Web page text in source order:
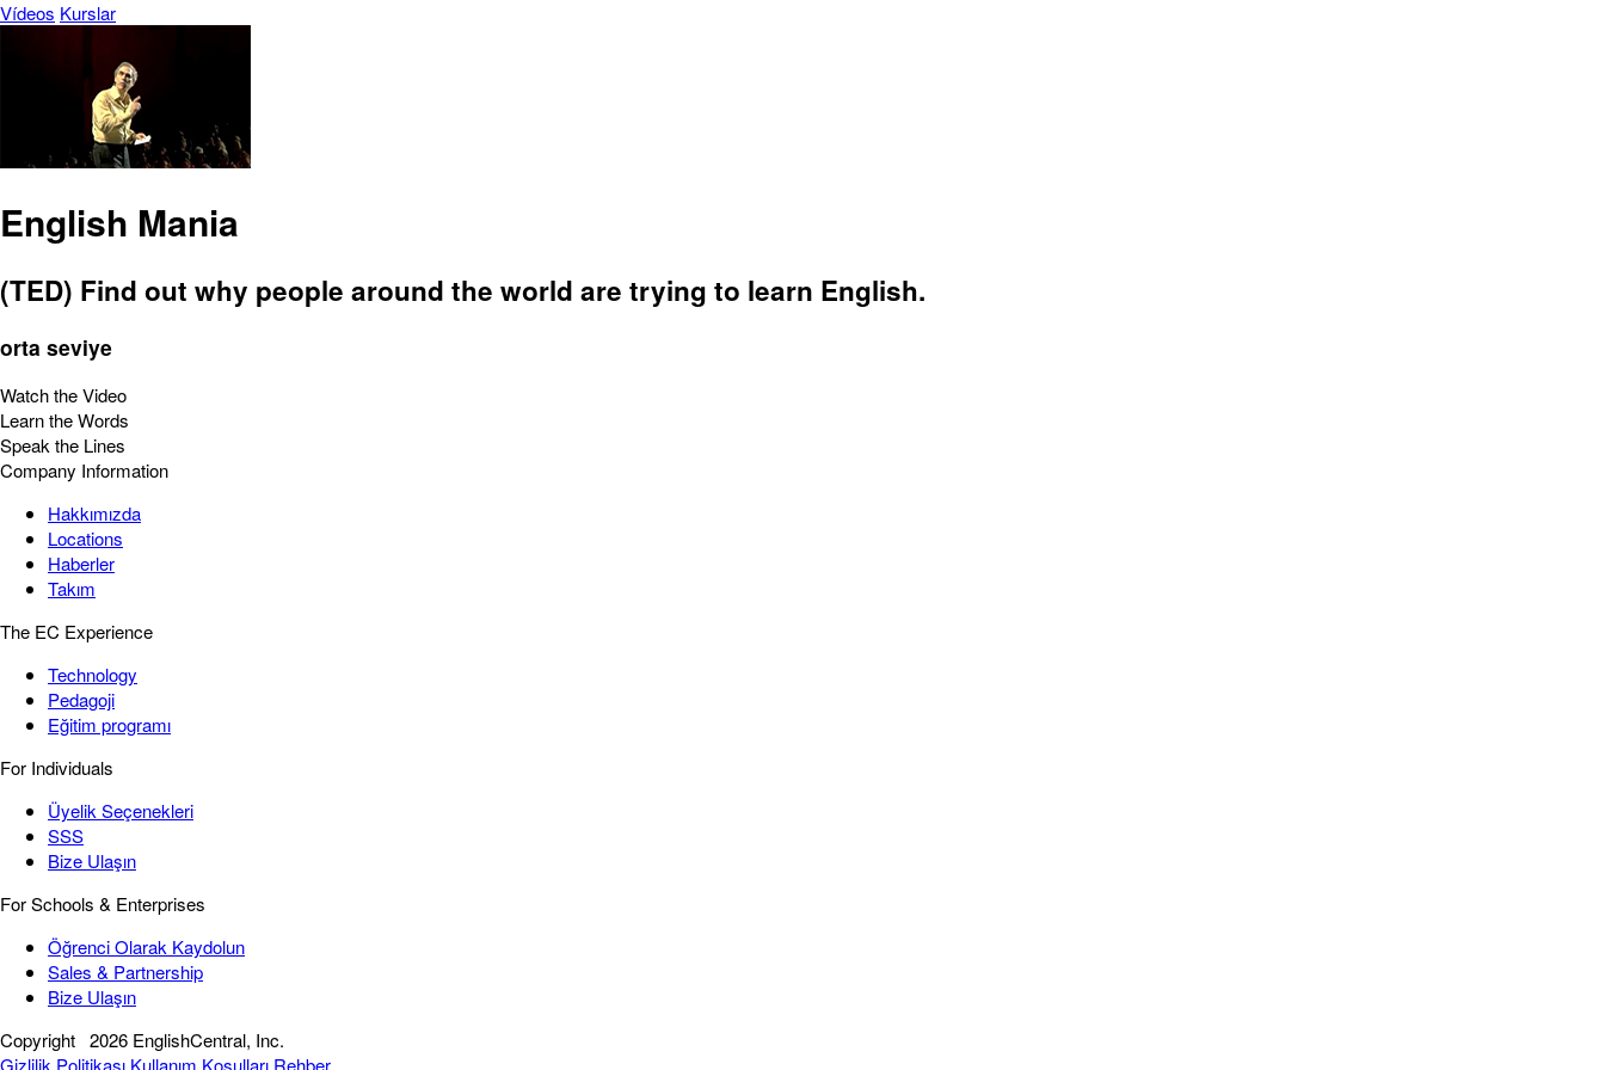
Vídeos Kurslar
English Mania
(TED) Find out why people around the world are trying to learn English.
orta seviye
Watch the Video
Learn the Words
Speak the Lines
Company Information
Hakkımızda
Locations
Haberler
Takım
The EC Experience
Technology
Pedagoji
Eğitim programı
For Individuals
Üyelik Seçenekleri
SSS
Bize Ulaşın
For Schools & Enterprises
Öğrenci Olarak Kaydolun
Sales & Partnership
Bize Ulaşın
Copyright 2026 EnglishCentral, Inc.